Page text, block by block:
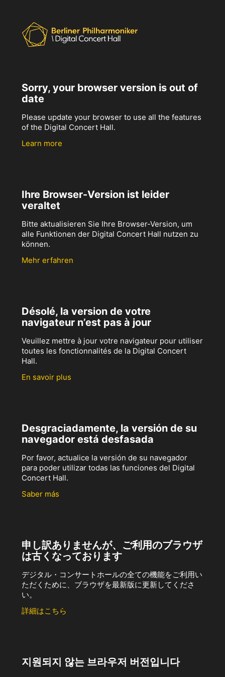
Sorry, your browser version is out of
date
Please update your browser to use all the features
of the Digital Concert Hall.
Learn more
Ihre Browser-Version ist leider
veraltet
Bitte aktualisieren Sie Ihre Browser-Version, um
alle Funktionen der Digital Concert Hall nutzen zu
können.
Mehr erfahren
Désolé, la version de votre
navigateur n’est pas à jour
Veuillez mettre à jour votre navigateur pour utiliser
toutes les fonctionnalités de la Digital Concert
Hall.
En savoir plus
Desgraciadamente, la versión de su
navegador está desfasada
Por favor, actualice la versión de su navegador
para poder utilizar todas las funciones del Digital
Concert Hall.
Saber más
申し訳ありませんが、ご利用のブラウザ
は古くなっております
デジタル・コンサートホールの全ての機能をご利用い
ただくために、ブラウザを最新版に更新してくださ
い。
詳細はこちら
지원되지 않는 브라우저 버전입니다